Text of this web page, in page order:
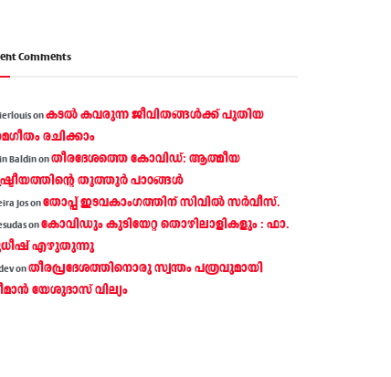
Comments
onകടല്‍ കവരുന്ന ജീവിതങ്ങള്‍ക്ക് പുതിയ
രചിക്കാം
Baldinonതീരദേശത്തെ കോവിഡ്: ആത്മീയ
തൂത്തൂര്‍ പാഠങ്ങൾ
Josonതോപ്പ് ഇടവകാംഗത്തിന് സിവിൽ സർവീസ്.
onകോവിഡും കുടിയേറ്റ തൊഴിലാളികളും : ഫാ.
എഴുതുന്നു
onതീരപ്രദേശത്തിനൊരു സ്വന്തം പത്രവുമായി
യേശുദാസ് വില്യം